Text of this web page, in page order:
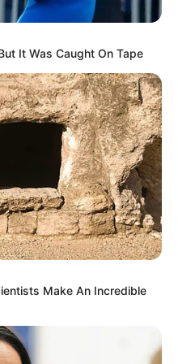
It Was Caught On Tape
Make An Incredible